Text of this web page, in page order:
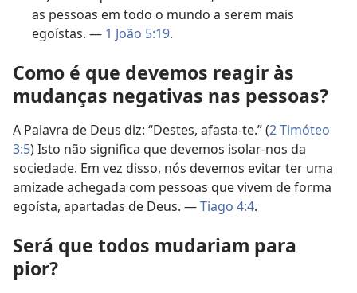
as pessoas em todo o mundo a serem mais
egoístas. — 1 João 5:19.
Como é que devemos reagir às
mudanças negativas nas pessoas?
A Palavra de Deus diz: “Destes, afasta-te.” (2 Timóteo
3:5) Isto não significa que devemos isolar-nos da
sociedade. Em vez disso, nós devemos evitar ter uma
amizade achegada com pessoas que vivem de forma
egoísta, apartadas de Deus. —Tiago 4:4.
Será que todos mudariam para
pior?